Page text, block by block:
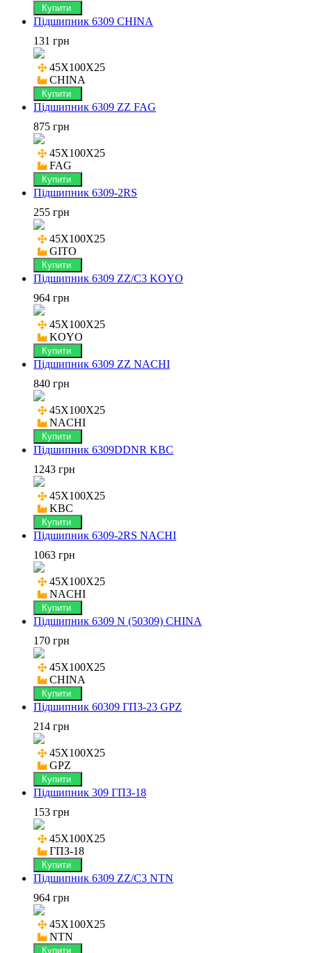
Купити
Підшипник 6309 CHINA
131 грн
45X100X25
CHINA
Купити
Підшипник 6309 ZZ FAG
875 грн
45X100X25
FAG
Купити
Підшипник 6309-2RS
255 грн
45X100X25
GITO
Купити
Підшипник 6309 ZZ/C3 KOYO
964 грн
45X100X25
KOYO
Купити
Підшипник 6309 ZZ NACHI
840 грн
45X100X25
NACHI
Купити
Підшипник 6309DDNR KBC
1243 грн
45X100X25
KBC
Купити
Підшипник 6309-2RS NACHI
1063 грн
45X100X25
NACHI
Купити
Підшипник 6309 N (50309) CHINA
170 грн
45X100X25
CHINA
Купити
Підшипник 60309 ГПЗ-23 GPZ
214 грн
45X100X25
GPZ
Купити
Підшипник 309 ГПЗ-18
153 грн
45X100X25
ГПЗ-18
Купити
Підшипник 6309 ZZ/C3 NTN
964 грн
45X100X25
NTN
Купити